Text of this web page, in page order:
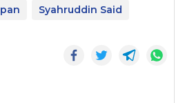
pan Syahruddin Said